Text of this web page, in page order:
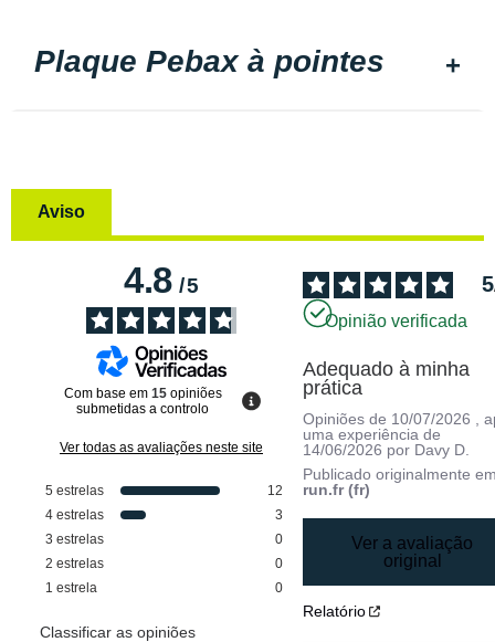
Plaque Pebax à pointes
Aviso
4.8/5
Com base em 15 opiniões
submetidas a controlo
Ver todas as avaliações neste site
5 estrelas
12
4 estrelas
3
3 estrelas
0
2 estrelas
0
1 estrela 0
Classificar as opiniões
5
Opinião verificada
Adequado à minha
prática
Opiniões de 10/07/2026
,
uma experiência de
14/06/2026 por Davy D.
Publicado originalmente
run.fr (fr)
Ver a avaliação
original
Relatório